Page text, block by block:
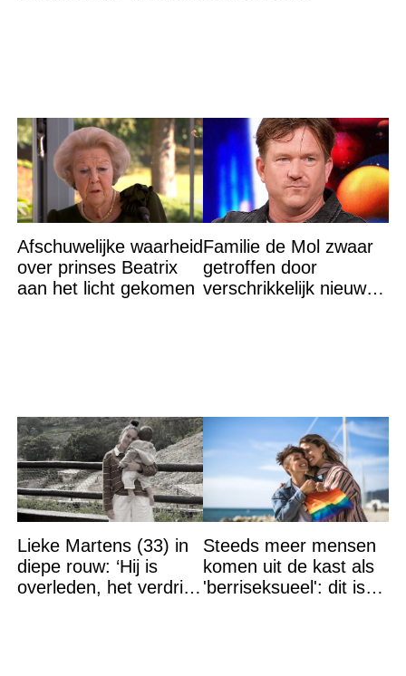
Afschuwelijke waarheid
over prinses Beatrix
aan het licht gekomen
Familie de Mol zwaar
getroffen door
verschrikkelijk nieuws:
Lieke Martens (33) in
diepe rouw: ‘Hij is
overleden, het verdriet
Steeds meer mensen
komen uit de kast als
'berriseksueel': dit is